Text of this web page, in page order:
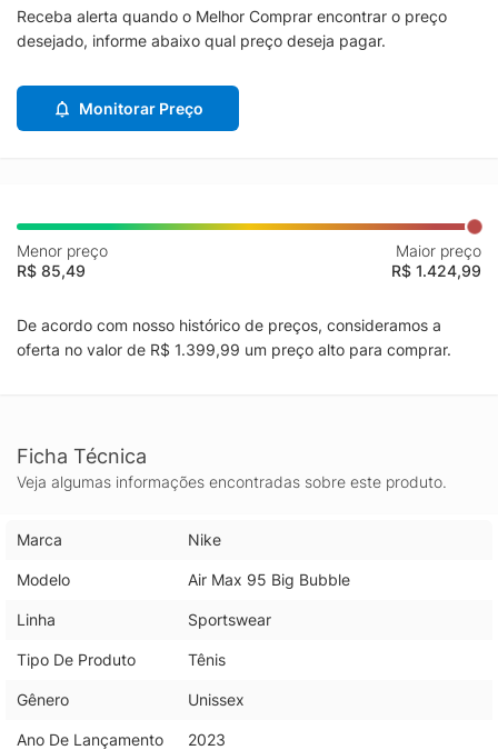
Receba alerta quando o Melhor Comprar encontrar o preço
desejado, informe abaixo qual preço deseja pagar.
Monitorar Preço
Menor preço
R$ 85,49
Maior preço
R$ 1.424,99
De acordo com nosso histórico de preços, consideramos a
oferta no valor de R$ 1.399,99 um preço alto para comprar.
Ficha Técnica
Veja algumas informações encontradas sobre este produto.
Marca Nike
Modelo Air Max 95 Big Bubble
Linha Sportswear
Tipo De Produto Tênis
Gênero Unissex
Ano De Lançamento 2023